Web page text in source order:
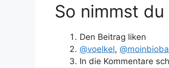
So nimmst du
Den Beitrag liken
@voelkel,
In die Kommentare